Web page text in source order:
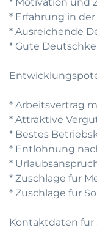
* Erfahrung in
* Ausreichende
* Gute
* Arbeitsvertrag
* Attraktive
* Bestes
* Entlohnung
*
* Zuschlage fur
* Zuschlage fur
Kontaktdaten fur